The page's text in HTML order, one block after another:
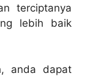
terciptanya
lebih baik
anda dapat